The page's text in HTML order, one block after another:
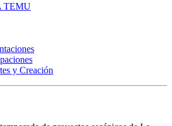
TEMU
y Creación